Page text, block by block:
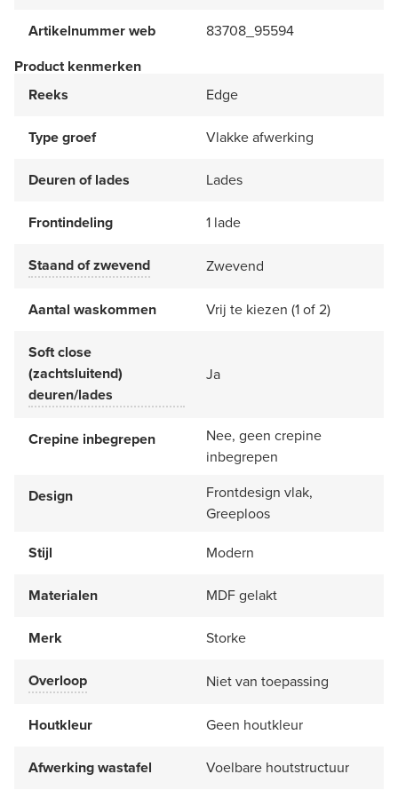
Artikelnummer web
83708_95594
Product kenmerken
Reeks
Edge
Type groef Vlakke afwerking
Deuren of lades Lades
Frontindeling 1 lade
Staand of zwevend Zwevend
Aantal waskommen Vrij te kiezen (1 of 2)
Soft close
(zachtsluitend)
deuren/lades
Ja
Crepine inbegrepen
Nee, geen crepine
inbegrepen
Design
Frontdesign vlak,
Greeploos
Stijl
Modern
Materialen MDF gelakt
Merk Storke
Overloop Niet van toepassing
Houtkleur Geen houtkleur
Afwerking wastafel Voelbare houtstructuur